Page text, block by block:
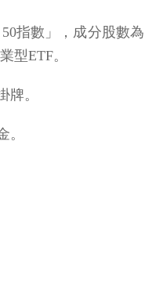
指數」，成分股數為
型ETF。
牌。
。